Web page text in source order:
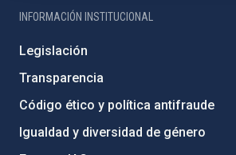
INFORMACIÓN INSTITUCIONAL
Legislación
Transparencia
Código ético y política antifraude
Igualdad y diversidad de género